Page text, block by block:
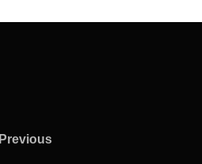
Previous
Previous